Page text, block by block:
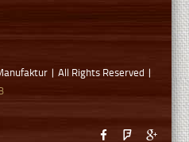
| All Rights Reserved |